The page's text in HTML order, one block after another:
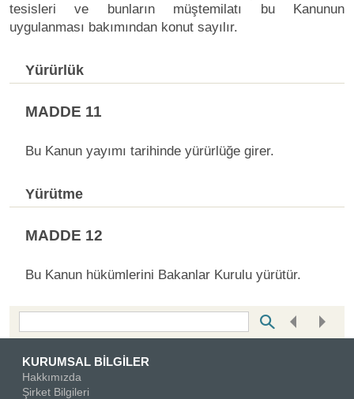
tesisleri ve bunların müştemilatı bu Kanunun
uygulanması bakımından konut sayılır.
Yürürlük
MADDE 11
Bu Kanun yayımı tarihinde yürürlüğe girer.
Yürütme
MADDE 12
Bu Kanun hükümlerini Bakanlar Kurulu yürütür.
KURUMSAL BİLGİLER
Hakkımızda
Şirket Bilgileri